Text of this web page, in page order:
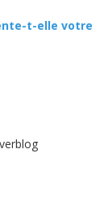
t-elle votre